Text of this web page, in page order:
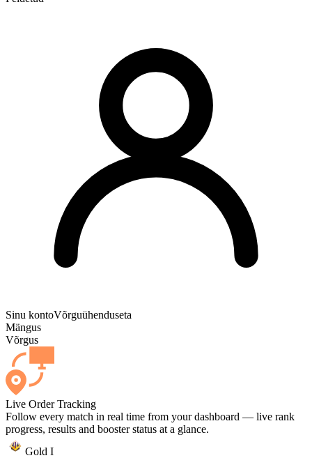
Sinu kontoVõrguühenduseta
Mängus
Võrgus
Live Order Tracking
Follow every match in real time from your dashboard — live rank
progress, results and booster status at a glance.
Gold I